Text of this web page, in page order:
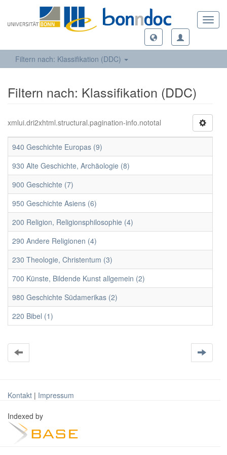
Filtern nach: Klassifikation (DDC)
Filtern nach: Klassifikation (DDC)
xmlui.dri2xhtml.structural.pagination-info.nototal
940 Geschichte Europas (9)
930 Alte Geschichte, Archäologie (8)
900 Geschichte (7)
950 Geschichte Asiens (6)
200 Religion, Religionsphilosophie (4)
290 Andere Religionen (4)
230 Theologie, Christentum (3)
700 Künste, Bildende Kunst allgemein (2)
980 Geschichte Südamerikas (2)
220 Bibel (1)
Kontakt | Impressum
Indexed by